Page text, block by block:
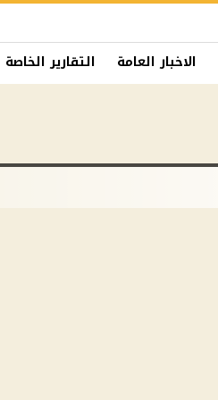
الاخبار العامة التقارير الخاصة